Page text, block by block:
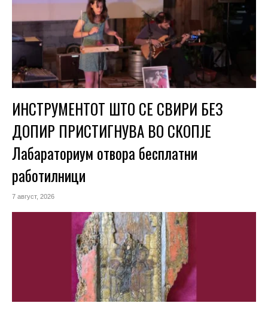
ИНСТРУМЕНТОТ ШТО СЕ СВИРИ БЕЗ
ДОПИР ПРИСТИГНУВА ВО СКОПЈЕ
Лабараториум отвора бесплатни
работилници
7 август, 2026